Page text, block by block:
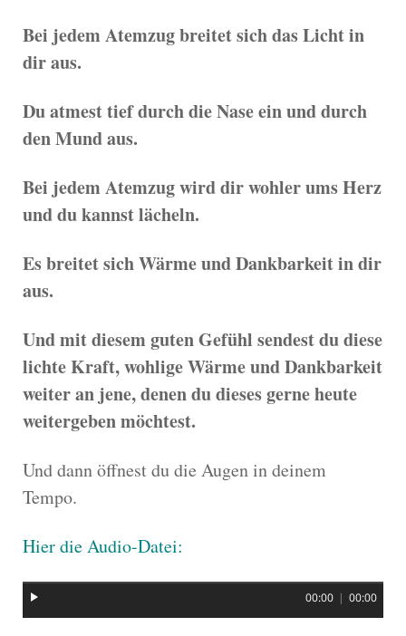
Bei jedem Atemzug breitet sich das Licht in
dir aus.
Du atmest tief durch die Nase ein und durch
den Mund aus.
Bei jedem Atemzug wird dir wohler ums Herz
und du kannst lächeln.
Es breitet sich Wärme und Dankbarkeit in dir
aus.
Und mit diesem guten Gefühl sendest du diese
lichte Kraft, wohlige Wärme und Dankbarkeit
weiter an jene, denen du dieses gerne heute
weitergeben möchtest.
Und dann öffnest du die Augen in deinem
Tempo.
Hier die Audio-Datei:
00:00 | 00:00